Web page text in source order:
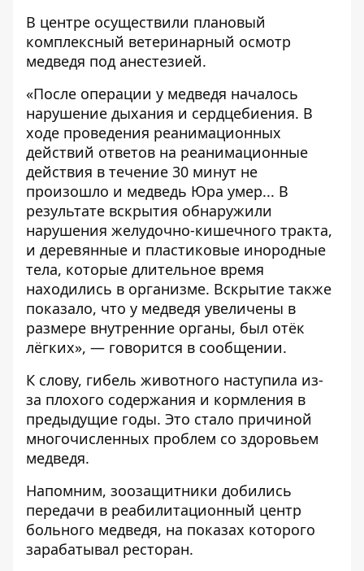
В центре осуществили плановый
комплексный ветеринарный осмотр
медведя под анестезией.
«После операции у медведя началось
нарушение дыхания и сердцебиения. В
ходе проведения реанимационных
действий ответов на реанимационные
действия в течение 30 минут не
произошло и медведь Юра умер... В
результате вскрытия обнаружили
нарушения желудочно-кишечного тракта,
и деревянные и пластиковые инородные
тела, которые длительное время
находились в организме. Вскрытие также
показало, что у медведя увеличены в
размере внутренние органы, был отёк
лёгких», — говорится в сообщении.
К слову, гибель животного наступила из-
за плохого содержания и кормления в
предыдущие годы. Это стало причиной
многочисленных проблем со здоровьем
медведя.
Напомним, зоозащитники добились
передачи в реабилитационный центр
больного медведя, на показах которого
зарабатывал ресторан.